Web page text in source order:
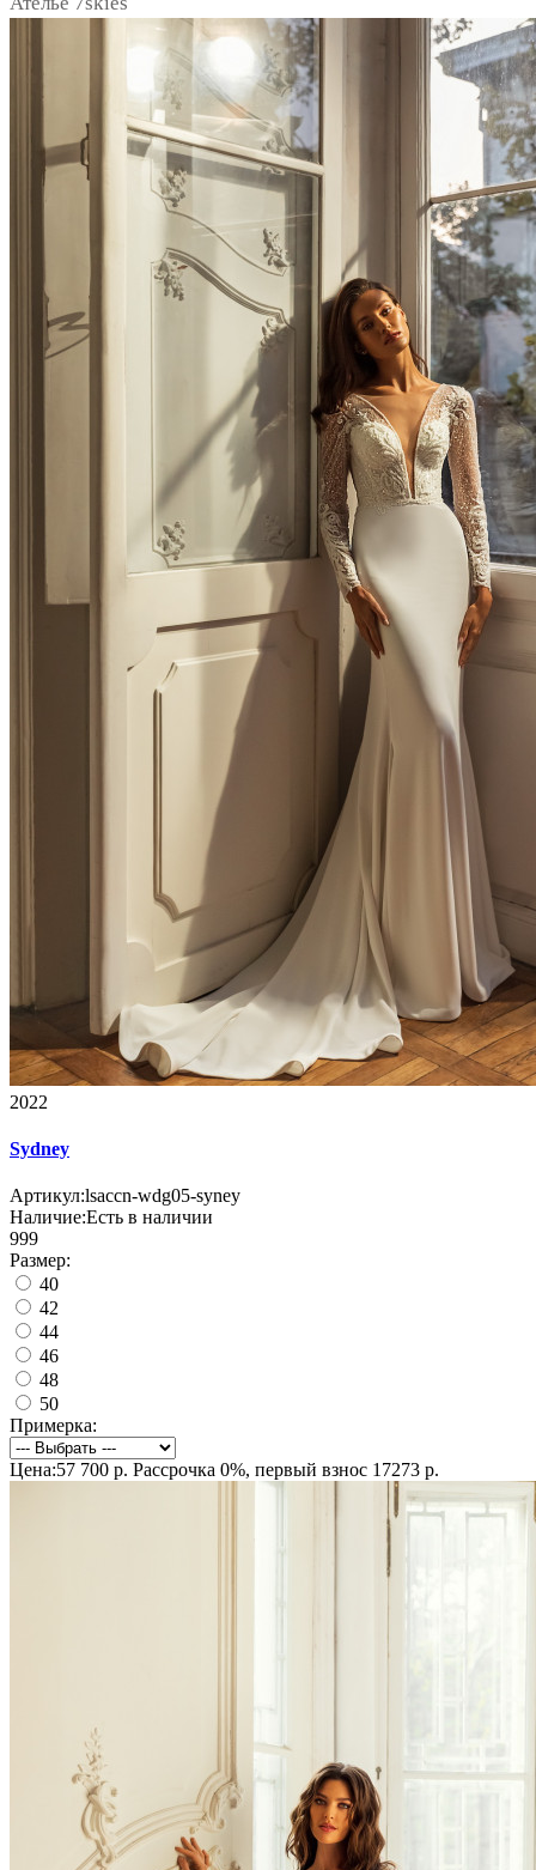
2022
Sydney
Артикул:lsaccn-wdg05-syney
Наличие:Есть в наличии
999
Размер:
40
42
44
46
48
50
Примерка:
Цена:57 700 р. Рассрочка 0%, первый взнос 17273 р.